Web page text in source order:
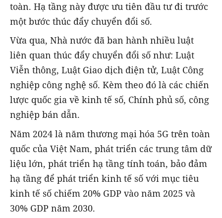
toàn. Hạ tầng này được ưu tiên đầu tư đi trước
một bước thúc đẩy chuyển đổi số.
Vừa qua, Nhà nước đã ban hành nhiều luật
liên quan thúc đẩy chuyển đổi số như: Luật
Viễn thông, Luật Giao dịch điện tử, Luật Công
nghiệp công nghệ số. Kèm theo đó là các chiến
lược quốc gia về kinh tế số, Chính phủ số, công
nghiệp bán dẫn.
Năm 2024 là năm thương mại hóa 5G trên toàn
quốc của Việt Nam, phát triển các trung tâm dữ
liệu lớn, phát triển hạ tầng tính toán, bảo đảm
hạ tầng để phát triển kinh tế số với mục tiêu
kinh tế số chiếm 20% GDP vào năm 2025 và
30% GDP năm 2030.